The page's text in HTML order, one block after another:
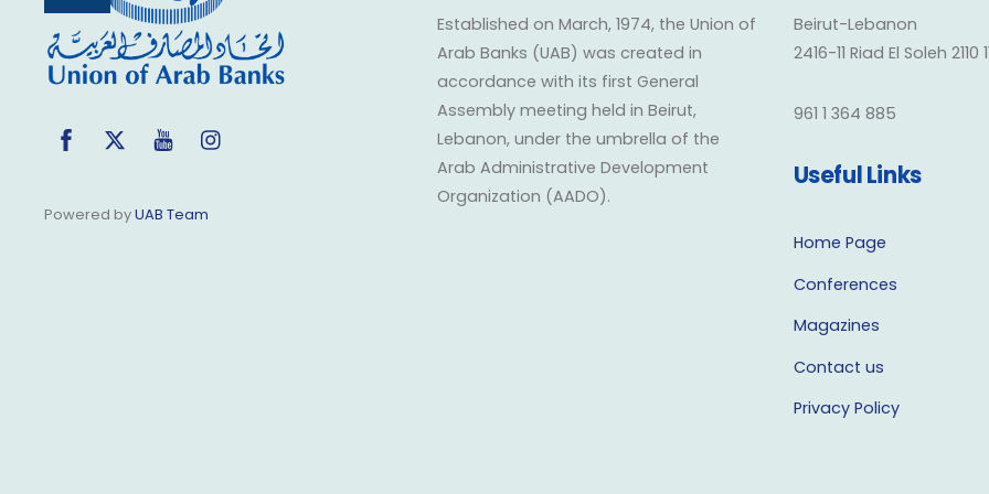
Top
Facebook
Twitter YouTube
Powered byUAB Team
Established on March, 1974, the Union of
Arab Banks (UAB) was created in
accordance with its first General
Assembly meeting held in Beirut,
Lebanon, under the umbrella of the
Arab Administrative Development
Organization (AADO).
Beirut-Lebanon
2416-11 Riad El Soleh 2110
961 1 364 885
Useful Links
Home Page
Conferences
Magazines
Contact us
Privacy Policy